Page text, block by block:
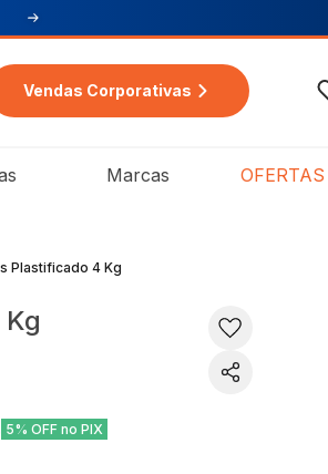
Vendas Corporativas
Marcas OFERTAS
Plastificado 4 Kg
5% OFF no PIX